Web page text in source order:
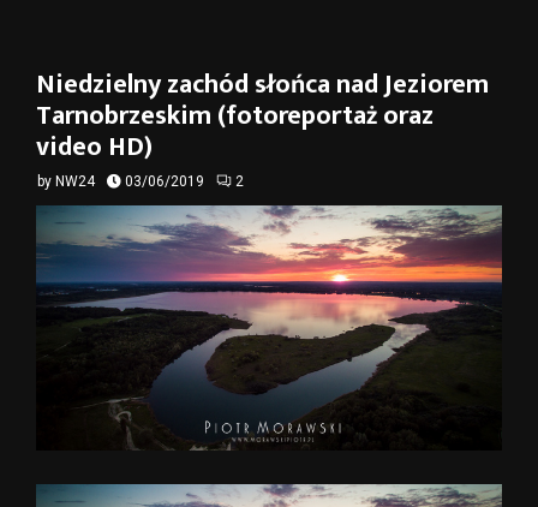
Niedzielny zachód słońca nad Jeziorem
Tarnobrzeskim (fotoreportaż oraz
video HD)
by NW24 03/06/2019 2